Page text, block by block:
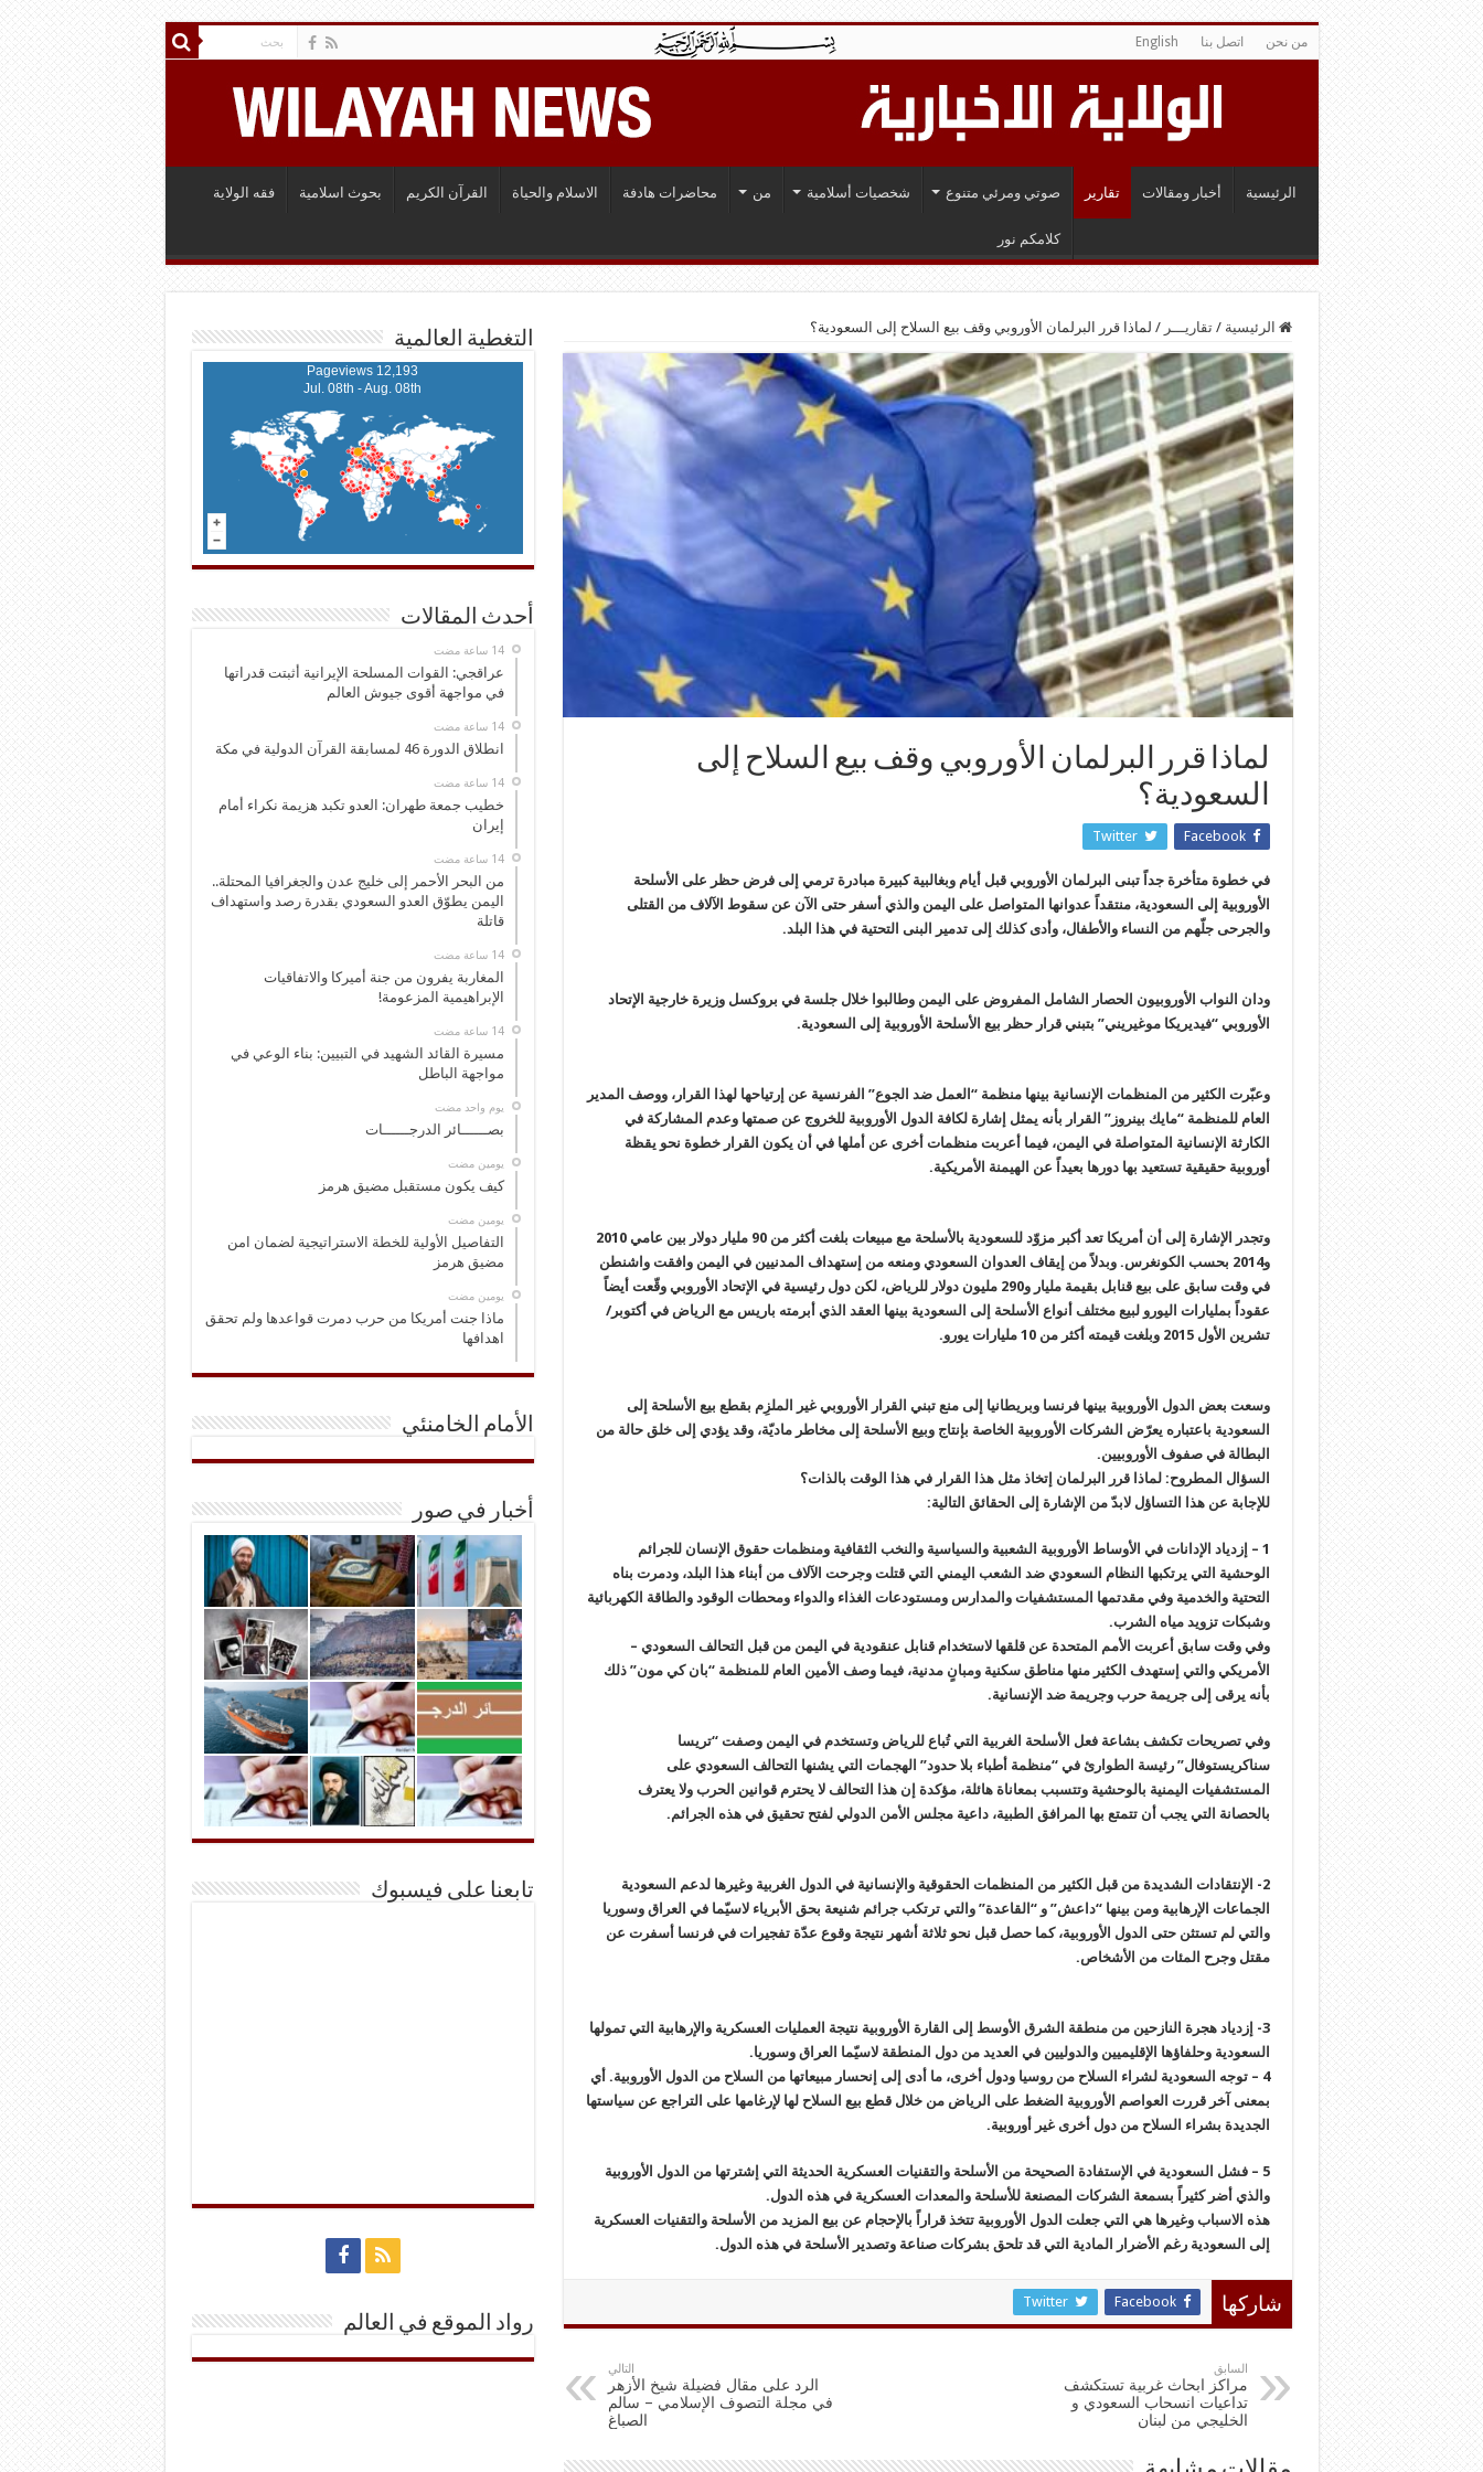
من نحن اتصل بنا English
الرئيسية أخبار ومقالات تقارير صوتي ومرئي متنوع شخصيات أسلامية من محاضرات هادفة الاسلام والحياة القرآن الكريم بحوث اسلامية فقه الولاية
كلامكم نور
الرئيسية / تقاريـــر / لماذا قرر البرلمان الأوروبي وقف بيع السلاح إلى السعودية؟
لماذا قرر البرلمان الأوروبي وقف بيع السلاح إلى
السعودية؟
Facebook
Twitter
في خطوة متأخرة جداً تبنى البرلمان الأوروبي قبل أيام وبغالبية كبيرة مبادرة ترمي إلى فرض حظر على الأسلحة
الأوروبية إلى السعودية، منتقداً عدوانها المتواصل على اليمن والذي أسفر حتى الآن عن سقوط الآلاف من القتلى
والجرحى جلّهم من النساء والأطفال، وأدى كذلك إلى تدمير البنى التحتية في هذا البلد.
ودان النواب الأوروبيون الحصار الشامل المفروض على اليمن وطالبوا خلال جلسة في بروكسل وزيرة خارجية الإتحاد
الأوروبي “فيديريكا موغيريني” بتبني قرار حظر بيع الأسلحة الأوروبية إلى السعودية.
وعبّرت الكثير من المنظمات الإنسانية بينها منظمة “العمل ضد الجوع” الفرنسية عن إرتياحها لهذا القرار، ووصف المدير
العام للمنظمة “مايك بينروز” القرار بأنه يمثل إشارة لكافة الدول الأوروبية للخروج عن صمتها وعدم المشاركة في
الكارثة الإنسانية المتواصلة في اليمن، فيما أعربت منظمات أخرى عن أملها في أن يكون القرار خطوة نحو يقظة
أوروبية حقيقية تستعيد بها دورها بعيداً عن الهيمنة الأمريكية.
وتجدر الإشارة إلى أن أمريكا تعد أكبر مزوّد للسعودية بالأسلحة مع مبيعات بلغت أكثر من 90 مليار دولار بين عامي 2010
و2014 بحسب الكونغرس. وبدلاً من إيقاف العدوان السعودي ومنعه من إستهداف المدنيين في اليمن وافقت واشنطن
في وقت سابق على بيع قنابل بقيمة مليار و290 مليون دولار للرياض، لكن دول رئيسية في الإتحاد الأوروبي وقّعت أيضاً
عقوداً بمليارات اليورو لبيع مختلف أنواع الأسلحة إلى السعودية بينها العقد الذي أبرمته باريس مع الرياض في أكتوبر/
تشرين الأول 2015 وبلغت قيمته أكثر من 10 مليارات يورو.
وسعت بعض الدول الأوروبية بينها فرنسا وبريطانيا إلى منع تبني القرار الأوروبي غير الملزِم بقطع بيع الأسلحة إلى
السعودية باعتباره يعرّض الشركات الأوروبية الخاصة بإنتاج وبيع الأسلحة إلى مخاطر ماديّة، وقد يؤدي إلى خلق حالة من
البطالة في صفوف الأوروبيين.
السؤال المطروح: لماذا قرر البرلمان إتخاذ مثل هذا القرار في هذا الوقت بالذات؟
للإجابة عن هذا التساؤل لابدّ من الإشارة إلى الحقائق التالية:
1 – إزدياد الإدانات في الأوساط الأوروبية الشعبية والسياسية والنخب الثقافية ومنظمات حقوق الإنسان للجرائم
الوحشية التي يرتكبها النظام السعودي ضد الشعب اليمني التي قتلت وجرحت الآلاف من أبناء هذا البلد، ودمرت بناه
التحتية والخدمية وفي مقدتمها المستشفيات والمدارس ومستودعات الغذاء والدواء ومحطات الوقود والطاقة الكهربائية
وشبكات تزويد مياه الشرب.
وفي وقت سابق أعربت الأمم المتحدة عن قلقها لاستخدام قنابل عنقودية في اليمن من قبل التحالف السعودي –
الأمريكي والتي إستهدف الكثير منها مناطق سكنية ومبانٍ مدنية، فيما وصف الأمين العام للمنظمة “بان كي مون” ذلك
بأنه يرقى إلى جريمة حرب وجريمة ضد الإنسانية.
وفي تصريحات تكشف بشاعة فعل الأسلحة الغربية التي تُباع للرياض وتستخدم في اليمن وصفت “تريسا
سناكريستوفال” رئيسة الطوارئ في “منظمة أطباء بلا حدود” الهجمات التي يشنها التحالف السعودي على
المستشفيات اليمنية بالوحشية وتتسبب بمعاناة هائلة، مؤكدة إن هذا التحالف لا يحترم قوانين الحرب ولا يعترف
بالحصانة التي يجب أن تتمتع بها المرافق الطبية، داعية مجلس الأمن الدولي لفتح تحقيق في هذه الجرائم.
2- الإنتقادات الشديدة من قبل الكثير من المنظمات الحقوقية والإنسانية في الدول الغربية وغيرها لدعم السعودية
الجماعات الإرهابية ومن بينها “داعش” و “القاعدة” والتي ترتكب جرائم شنيعة بحق الأبرياء لاسيّما في العراق وسوريا
والتي لم تستثن حتى الدول الأوروبية، كما حصل قبل نحو ثلاثة أشهر نتيجة وقوع عدّة تفجيرات في فرنسا أسفرت عن
مقتل وجرح المئات من الأشخاص.
3- إزدياد هجرة النازحين من منطقة الشرق الأوسط إلى القارة الأوروبية نتيجة العمليات العسكرية والإرهابية التي تمولها
السعودية وحلفاؤها الإقليميين والدوليين في العديد من دول المنطقة لاسيّما العراق وسوريا.
4 – توجه السعودية لشراء السلاح من روسيا ودول أخرى، ما أدى إلى إنحسار مبيعاتها من السلاح من الدول الأوروبية. أي
بمعنى آخر قررت العواصم الأوروبية الضغط على الرياض من خلال قطع بيع السلاح لها لإرغامها على التراجع عن سياستها
الجديدة بشراء السلاح من دول أخرى غير أوروبية.
5 – فشل السعودية في الإستفادة الصحيحة من الأسلحة والتقنيات العسكرية الحديثة التي إشترتها من الدول الأوروبية
والذي أضر كثيراً بسمعة الشركات المصنعة للأسلحة والمعدات العسكرية في هذه الدول.
هذه الاسباب وغيرها هي التي جعلت الدول الأوروبية تتخذ قراراً بالإحجام عن بيع المزيد من الأسلحة والتقنيات العسكرية
إلى السعودية رغم الأضرار المادية التي قد تلحق بشركات صناعة وتصدير الأسلحة في هذه الدول.
شاركها Facebook
Twitter
السابق
مراكز ابحاث غربية تستکشف
تداعیات انسحاب السعودي و
الخلیجي من لبنان
التالي
الرد على مقال فضيلة شيخ الأزهر
في مجلة التصوف الإسلامي – سالم
الصباغ
التغطية العالمية
12,193 Pageviews
Jul. 08th - Aug. 08th
أحدث المقالات
‏14 ساعة مضت
عراقجي: القوات المسلحة الإيرانية أثبتت قدراتها
في مواجهة أقوى جيوش العالم
‏14 ساعة مضت
انطلاق الدورة 46 لمسابقة القرآن الدولية في مكة
‏14 ساعة مضت
خطيب جمعة طهران: العدو تكبد هزيمة نكراء أمام
إيران
‏14 ساعة مضت
من البحر الأحمر إلى خليج عدن والجغرافيا المحتلة..
اليمن يطوّق العدو السعودي بقدرة رصد واستهداف
قاتلة
‏14 ساعة مضت
المغاربة يفرون من جنة أميركا والاتفاقيات
الإبراهيمية المزعومة!
‏14 ساعة مضت
مسيرة القائد الشهيد في التبيين: بناء الوعي في
مواجهة الباطل
‏يوم واحد مضت
بصــــــائر الدرجــــــات
‏يومين مضت
كيف يكون مستقبل مضيق هرمز
‏يومين مضت
التفاصيل الأولية للخطة الاستراتيجية لضمان امن
مضيق هرمز
‏يومين مضت
ماذا جنت أمريكا من حرب دمرت قواعدها ولم تحقق
اهدافها
الأمام الخامنئي
أخبار في صور
تابعنا على فيسبوك
رواد الموقع في العالم